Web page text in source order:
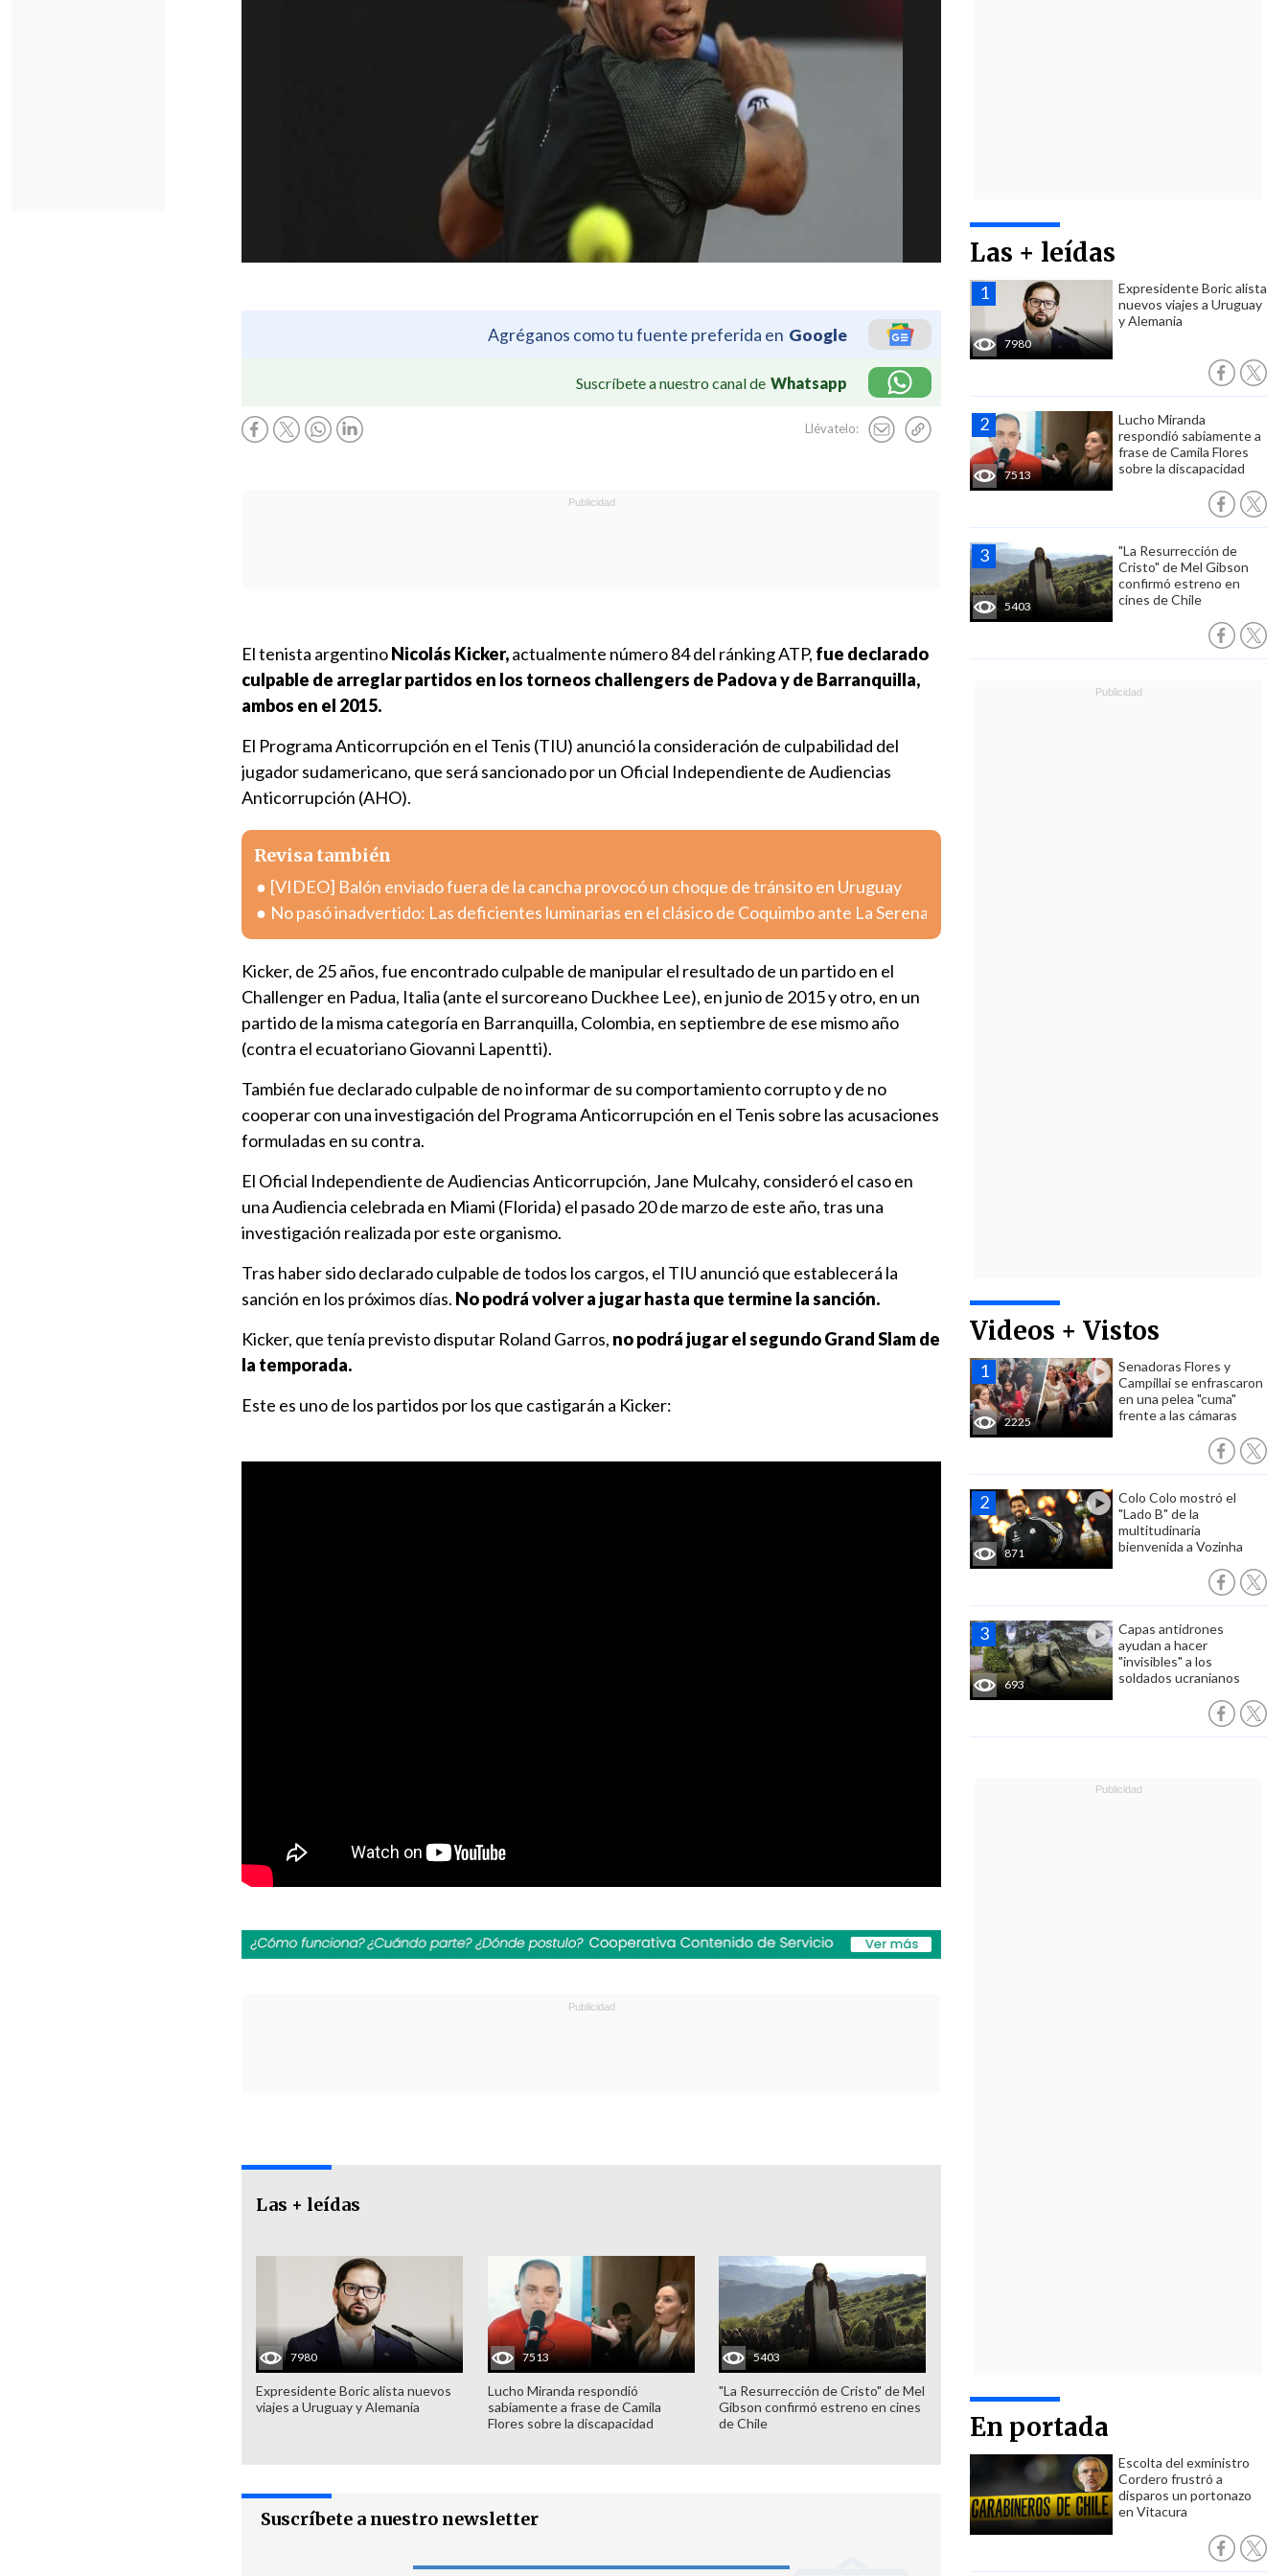
Agréganos como tu fuente preferida en Google
Suscríbete a nuestro canal de Whatsapp
Llévatelo:
Las + leídas
7980
Expresidente Boric alista
nuevos viajes a Uruguay
y Alemania
7513
Lucho Miranda
respondió sabiamente a
frase de Camila Flores
sobre la discapacidad
5403
"La Resurrección de
Cristo" de Mel Gibson
confirmó estreno en
cines de Chile
Videos + Vistos
2225
Senadoras Flores y
Campillai se enfrascaron
en una pelea "cuma"
frente a las cámaras
871
Colo Colo mostró el
"Lado B" de la
multitudinaria
bienvenida a Vozinha
693
Capas antidrones
ayudan a hacer
"invisibles" a los
soldados ucranianos
En portada
Escolta del exministro
Cordero frustró a
disparos un portonazo
en Vitacura
El tenista argentinoNicolás Kicker,actualmente número 84 del ránking ATP, fue declarado
culpable de arreglar partidos en los torneos challengers de Padova y de Barranquilla,
ambos en el 2015.
El Programa Anticorrupción en el Tenis (TIU) anunció la consideración de culpabilidad del
jugador sudamericano, que será sancionado por un Oficial Independiente de Audiencias
Anticorrupción (AHO).
Revisa también
[VIDEO] Balón enviado fuera de la cancha provocó un choque de tránsito en Uruguay
No pasó inadvertido: Las deficientes luminarias en el clásico de Coquimbo ante La Serena
Kicker, de 25 años, fue encontrado culpable de manipular el resultado de un partido en el
Challenger en Padua, Italia (ante el surcoreano Duckhee Lee), en junio de 2015 y otro, en un
partido de la misma categoría en Barranquilla, Colombia, en septiembre de ese mismo año
(contra el ecuatoriano Giovanni Lapentti).
También fue declarado culpable de no informar de su comportamiento corrupto y de no
cooperar con una investigación del Programa Anticorrupción en el Tenis sobre las acusaciones
formuladas en su contra.
El Oficial Independiente de Audiencias Anticorrupción, Jane Mulcahy, consideró el caso en
una Audiencia celebrada en Miami (Florida) el pasado 20 de marzo de este año, tras una
investigación realizada por este organismo.
Tras haber sido declarado culpable de todos los cargos, el TIU anunció que establecerá la
sanción en los próximos días. No podrá volver a jugar hasta que termine la sanción.
Kicker, que tenía previsto disputar Roland Garros, no podrá jugar el segundo Grand Slam de
la temporada.
Este es uno de los partidos por los que castigarán a Kicker:
Las + leídas
7980
Expresidente Boric alista nuevos
viajes a Uruguay y Alemania
7513
Lucho Miranda respondió
sabiamente a frase de Camila
Flores sobre la discapacidad
5403
"La Resurrección de Cristo" de Mel
Gibson confirmó estreno en cines
de Chile
Suscríbete a nuestro newsletter